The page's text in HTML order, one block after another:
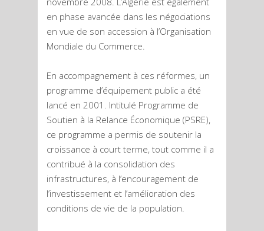
en phase avancée dans les négociations
en vue de son accession à l’Organisation
Mondiale du Commerce.
En accompagnement à ces réformes, un
programme d’équipement public a été
lancé en 2001. Intitulé Programme de
Soutien à la Relance Économique (PSRE),
ce programme a permis de soutenir la
croissance à court terme, tout comme il a
contribué à la consolidation des
infrastructures, à l’encouragement de
l’investissement et l’amélioration des
conditions de vie de la population.